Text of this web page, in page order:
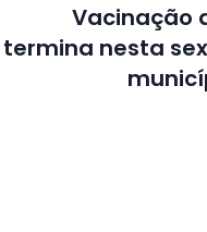
Vacinação
termina nesta